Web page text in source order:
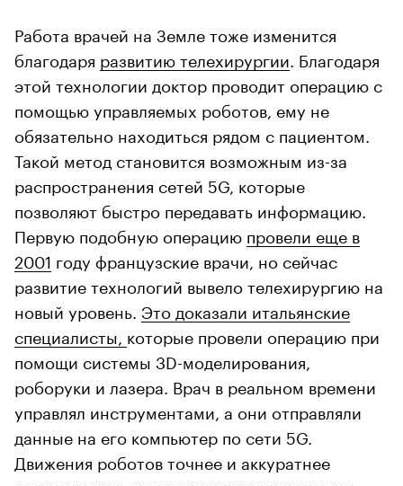
Работа врачей на Земле тоже изменится
благодаря развитию телехирургии . Благодаря
этой технологии доктор проводит операцию с
помощью управляемых роботов, ему не
обязательно находиться рядом с пациентом.
Такой метод становится возможным из-за
распространения сетей 5G, которые
позволяют быстро передавать информацию.
Первую подобную операцию провели еще в
2001 году французские врачи, но сейчас
развитие технологий вывело телехирургию на
новый уровень. Это доказали итальянские
специалисты, которые провели операцию при
помощи системы 3D-моделирования,
роборуки и лазера. Врач в реальном времени
управлял инструментами, а они отправляли
данные на его компьютер по сети 5G.
Движения роботов точнее и аккуратнее